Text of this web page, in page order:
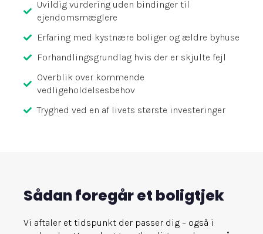
Uvildig vurdering uden bindinger til
ejendomsmæglere
Erfaring med kystnære boliger og ældre byhuse
Forhandlingsgrundlag hvis der er skjulte fejl
Overblik over kommende
vedligeholdelsesbehov
Tryghed ved en af livets største investeringer
Sådan foregår et boligtjek
Vi aftaler et tidspunkt der passer dig – også i